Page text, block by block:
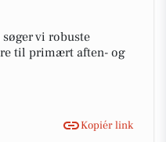
søger vi robuste
til primært aften- og
Kopiér link